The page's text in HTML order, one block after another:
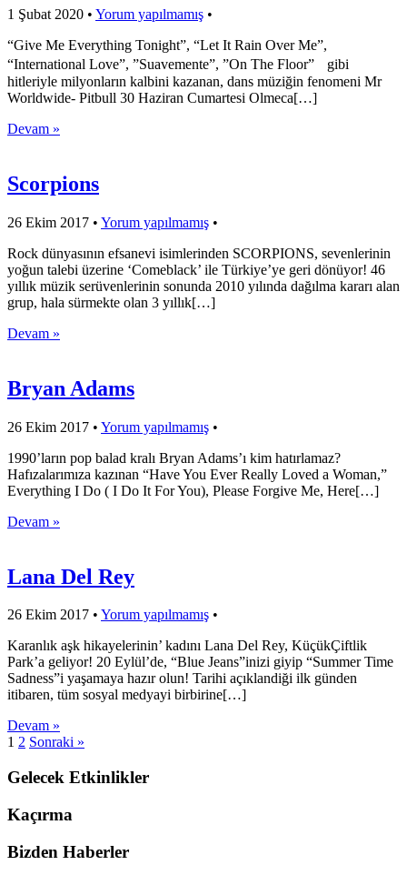
1 Şubat 2020 • Yorum yapılmamış •
“Give Me Everything Tonight”, “Let It Rain Over Me”,
“International Love”, ”Suavemente”, ”On The Floor” gibi
hitleriyle milyonların kalbini kazanan, dans müziğin fenomeni Mr
Worldwide- Pitbull 30 Haziran Cumartesi Olmeca[…]
Devam »
Scorpions
26 Ekim 2017 • Yorum yapılmamış •
Rock dünyasının efsanevi isimlerinden SCORPIONS, sevenlerinin
yoğun talebi üzerine ‘Comeblack’ ile Türkiye’ye geri dönüyor! 46
yıllık müzik serüvenlerinin sonunda 2010 yılında dağılma kararı alan
grup, hala sürmekte olan 3 yıllık[…]
Devam »
Bryan Adams
26 Ekim 2017 • Yorum yapılmamış •
1990’ların pop balad kralı Bryan Adams’ı kim hatırlamaz?
Hafızalarımıza kazınan “Have You Ever Really Loved a Woman,”
Everything I Do ( I Do It For You), Please Forgive Me, Here[…]
Devam »
Lana Del Rey
26 Ekim 2017 • Yorum yapılmamış •
Karanlık aşk hikayelerinin’ kadını Lana Del Rey, KüçükÇiftlik
Park’a geliyor! 20 Eylül’de, “Blue Jeans”inizi giyip “Summer Time
Sadness”i yaşamaya hazır olun! Tarihi açıklandiği ilk günden
itibaren, tüm sosyal medyayi birbirine[…]
Devam »
1 2 Sonraki »
Gelecek Etkinlikler
Kaçırma
Bizden Haberler